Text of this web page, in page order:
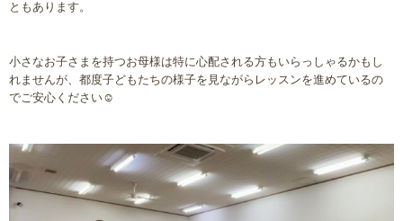
ともあります。
小さなお子さまを持つお母様は特に心配される方もいらっしゃるかもし
れませんが、都度子どもたちの様子を見ながらレッスンを進めているの
でご安心ください☺️